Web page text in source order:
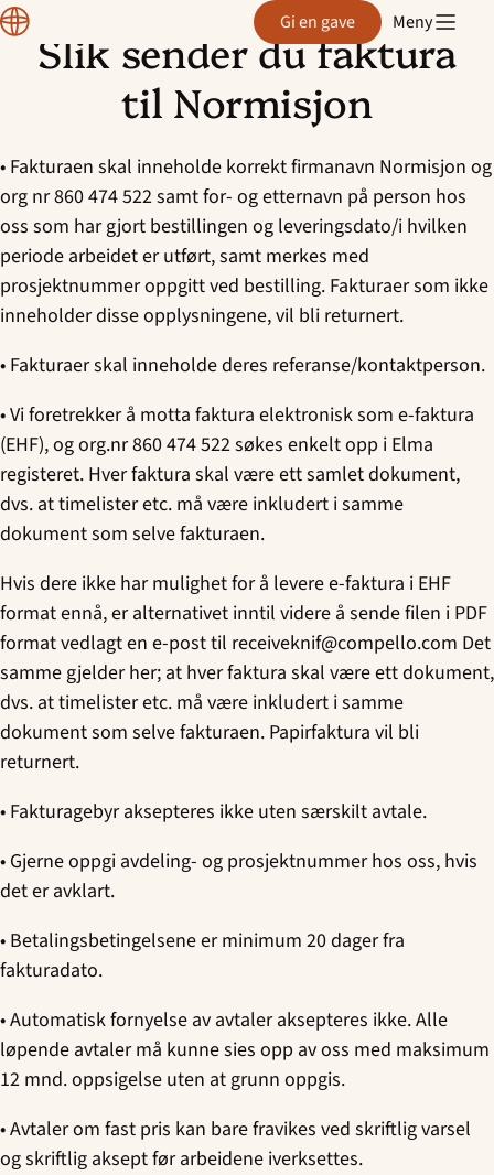
Hopp
Normisjon Gi en gave Meny
Slik sender du faktura
til Normisjon
• Fakturaen skal inneholde korrekt firmanavn Normisjon og
org nr 860 474 522 samt for- og etternavn på person hos
oss som har gjort bestillingen og leveringsdato/i hvilken
periode arbeidet er utført, samt merkes med
prosjektnummer oppgitt ved bestilling. Fakturaer som ikke
inneholder disse opplysningene, vil bli returnert.
• Fakturaer skal inneholde deres referanse/kontaktperson.
• Vi foretrekker å motta faktura elektronisk som e-faktura
(EHF), og org.nr 860 474 522 søkes enkelt opp i Elma
registeret. Hver faktura skal være ett samlet dokument,
dvs. at timelister etc. må være inkludert i samme
dokument som selve fakturaen.
Hvis dere ikke har mulighet for å levere e-faktura i EHF
format ennå, er alternativet inntil videre å sende filen i PDF
format vedlagt en e-post til receiveknif@compello.com Det
samme gjelder her; at hver faktura skal være ett dokument,
dvs. at timelister etc. må være inkludert i samme
dokument som selve fakturaen. Papirfaktura vil bli
returnert.
• Fakturagebyr aksepteres ikke uten særskilt avtale.
• Gjerne oppgi avdeling- og prosjektnummer hos oss, hvis
det er avklart.
• Betalingsbetingelsene er minimum 20 dager fra
fakturadato.
• Automatisk fornyelse av avtaler aksepteres ikke. Alle
løpende avtaler må kunne sies opp av oss med maksimum
12 mnd. oppsigelse uten at grunn oppgis.
• Avtaler om fast pris kan bare fravikes ved skriftlig varsel
og skriftlig aksept før arbeidene iverksettes.